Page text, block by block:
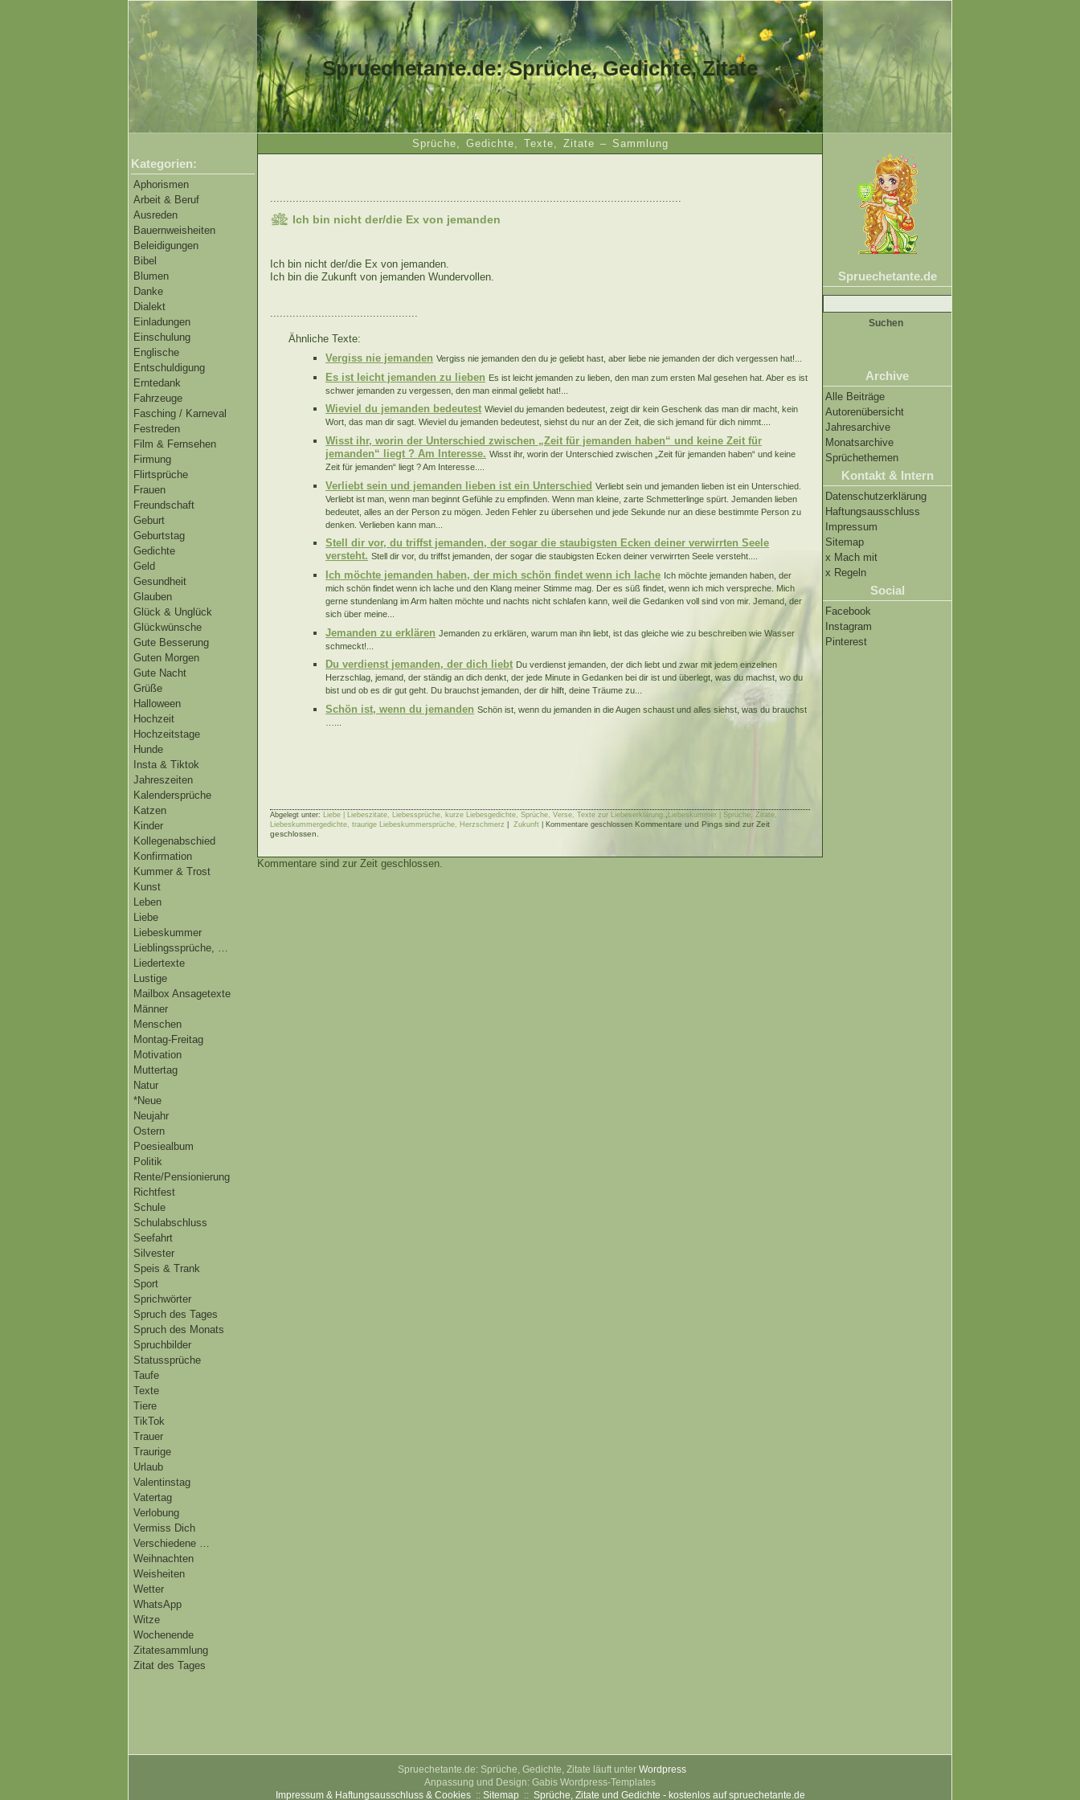
Spruechetante.de: Sprüche, Gedichte, Zitate
Sprüche, Gedichte, Texte, Zitate – Sammlung
Kategorien:
Aphorismen
Arbeit & Beruf
Ausreden
Bauernweisheiten
Beleidigungen
Bibel
Blumen
Danke
Dialekt
Einladungen
Einschulung
Englische
Entschuldigung
Erntedank
Fahrzeuge
Fasching / Karneval
Festreden
Film & Fernsehen
Firmung
Flirtsprüche
Frauen
Freundschaft
Geburt
Geburtstag
Gedichte
Geld
Gesundheit
Glauben
Glück & Unglück
Glückwünsche
Gute Besserung
Guten Morgen
Gute Nacht
Grüße
Halloween
Hochzeit
Hochzeitstage
Hunde
Insta & Tiktok
Jahreszeiten
Kalendersprüche
Katzen
Kinder
Kollegenabschied
Konfirmation
Kummer & Trost
Kunst
Leben
Liebe
Liebeskummer
Lieblingssprüche, …
Liedertexte
Lustige
Mailbox Ansagetexte
Männer
Menschen
Montag-Freitag
Motivation
Muttertag
Natur
*Neue
Neujahr
Ostern
Poesiealbum
Politik
Rente/Pensionierung
Richtfest
Schule
Schulabschluss
Seefahrt
Silvester
Speis & Trank
Sport
Sprichwörter
Spruch des Tages
Spruch des Monats
Spruchbilder
Statussprüche
Taufe
Texte
Tiere
TikTok
Trauer
Traurige
Urlaub
Valentinstag
Vatertag
Verlobung
Vermiss Dich
Verschiedene …
Weihnachten
Weisheiten
Wetter
WhatsApp
Witze
Wochenende
Zitatesammlung
Zitat des Tages
Spruechetante.de
Suche
nach:
Archive
Alle Beiträge
Autorenübersicht
Jahresarchive
Monatsarchive
Sprüchethemen
Kontakt & Intern
Datenschutzerklärung
Haftungsausschluss
Impressum
Sitemap
x Mach mit
x Regeln
Social
Facebook
Instagram
Pinterest
................................................................................................................................
Ich bin nicht der/die Ex von jemanden
Ich bin nicht der/die Ex von jemanden.
Ich bin die Zukunft von jemanden Wundervollen.
..............................................
Ähnliche Texte:
Vergiss nie jemanden Vergiss nie jemanden den du je geliebt hast, aber liebe nie jemanden der dich vergessen hat!...
Es ist leicht jemanden zu lieben Es ist leicht jemanden zu lieben, den man zum ersten Mal gesehen hat. Aber es ist
schwer jemanden zu vergessen, den man einmal geliebt hat!...
Wieviel du jemanden bedeutest Wieviel du jemanden bedeutest, zeigt dir kein Geschenk das man dir macht, kein
Wort, das man dir sagt. Wieviel du jemanden bedeutest, siehst du nur an der Zeit, die sich jemand für dich nimmt....
Wisst ihr, worin der Unterschied zwischen „Zeit für jemanden haben“ und keine Zeit für
jemanden“ liegt ? Am Interesse. Wisst ihr, worin der Unterschied zwischen „Zeit für jemanden haben“ und keine
Zeit für jemanden“ liegt ? Am Interesse....
Verliebt sein und jemanden lieben ist ein Unterschied Verliebt sein und jemanden lieben ist ein Unterschied.
Verliebt ist man, wenn man beginnt Gefühle zu empfinden. Wenn man kleine, zarte Schmetterlinge spürt. Jemanden lieben
bedeutet, alles an der Person zu mögen. Jeden Fehler zu übersehen und jede Sekunde nur an diese bestimmte Person zu
denken. Verlieben kann man...
Stell dir vor, du triffst jemanden, der sogar die staubigsten Ecken deiner verwirrten Seele
versteht. Stell dir vor, du triffst jemanden, der sogar die staubigsten Ecken deiner verwirrten Seele versteht....
Ich möchte jemanden haben, der mich schön findet wenn ich lache Ich möchte jemanden haben, der
mich schön findet wenn ich lache und den Klang meiner Stimme mag. Der es süß findet, wenn ich mich verspreche. Mich
gerne stundenlang im Arm halten möchte und nachts nicht schlafen kann, weil die Gedanken voll sind von mir. Jemand, der
sich über meine...
Jemanden zu erklären Jemanden zu erklären, warum man ihn liebt, ist das gleiche wie zu beschreiben wie Wasser
schmeckt!...
Du verdienst jemanden, der dich liebt Du verdienst jemanden, der dich liebt und zwar mit jedem einzelnen
Herzschlag, jemand, der ständig an dich denkt, der jede Minute in Gedanken bei dir ist und überlegt, was du machst, wo du
bist und ob es dir gut geht. Du brauchst jemanden, der dir hilft, deine Träume zu...
Schön ist, wenn du jemanden Schön ist, wenn du jemanden in die Augen schaust und alles siehst, was du brauchst
Abgelegt unter: Liebe | Liebeszitate, Liebessprüche, kurze Liebesgedichte, Sprüche, Verse, Texte zur Liebeserklärung., Liebeskummer | Sprüche, Zitate,
Liebeskummergedichte, traurige Liebeskummersprüche, Herzschmerz
Zukunft Kommentare geschlossen Kommentare und Pings sind zur Zeit
geschlossen.
Kommentare sind zur Zeit geschlossen.
Spruechetante.de: Sprüche, Gedichte, Zitate läuft unter Wordpress
Anpassung und Design: Gabis Wordpress-Templates
Impressum & Haftungsausschluss & Cookies:: Sitemap :: Sprüche, Zitate und Gedichte - kostenlos auf spruechetante.de